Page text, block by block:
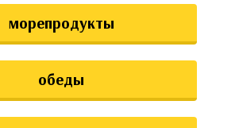
морепродукты
обеды